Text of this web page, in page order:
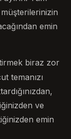
emin
biraz zor
temanızı
ve
emin